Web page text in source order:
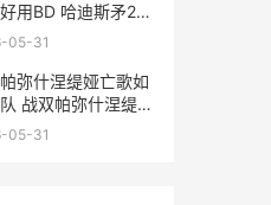
用BD 哈迪斯矛2解
05-31
弥什涅缇娅亡歌如
战双帕弥什涅缇娅
配
05-31